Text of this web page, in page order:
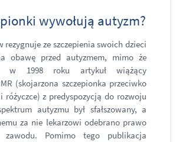
wywołują autyzm?
rezygnuje ze szczepienia swoich dzieci
obawę przed autyzmem, mimo że
w 1998 roku artykuł wiążący
(skojarzona szczepionka przeciwko
różyczce) z predyspozycją do rozwoju
autyzmu był sfałszowany, a
za nie lekarzowi odebrano prawo
zawodu. Pomimo tego publikacja